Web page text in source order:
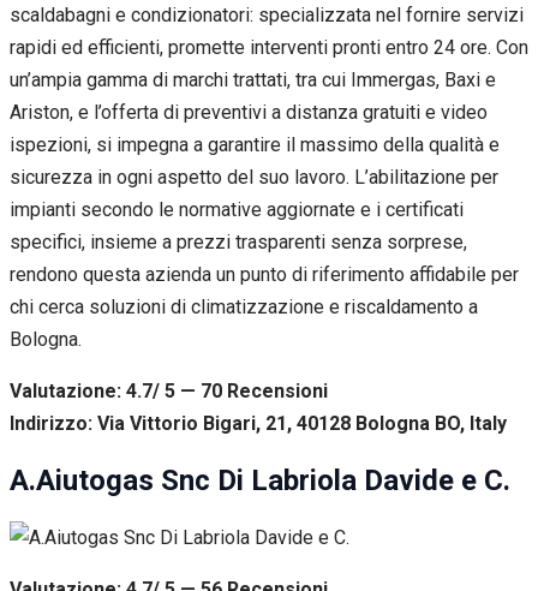
scaldabagni e condizionatori: specializzata nel fornire servizi
rapidi ed efficienti, promette interventi pronti entro 24 ore. Con
un’ampia gamma di marchi trattati, tra cui Immergas, Baxi e
Ariston, e l’offerta di preventivi a distanza gratuiti e video
ispezioni, si impegna a garantire il massimo della qualità e
sicurezza in ogni aspetto del suo lavoro. L’abilitazione per
impianti secondo le normative aggiornate e i certificati
specifici, insieme a prezzi trasparenti senza sorprese,
rendono questa azienda un punto di riferimento affidabile per
chi cerca soluzioni di climatizzazione e riscaldamento a
Bologna.
Valutazione: 4.7/ 5 — 70 Recensioni
Indirizzo: Via Vittorio Bigari, 21, 40128 Bologna BO, Italy
A.Aiutogas Snc Di Labriola Davide e C.